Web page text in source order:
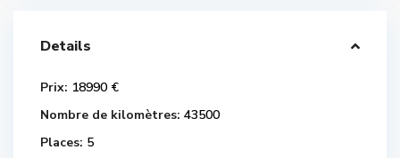
Details
Prix: 18990 €
Nombre de kilomètres: 43500
Places: 5